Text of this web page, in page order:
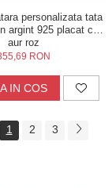
personalizata tata
argint 925 placat cu
aur roz
RON
IN COS
1 2 3